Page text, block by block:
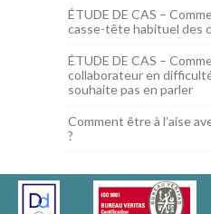
ÉTUDE DE CAS –
casse-tête habituel des
ÉTUDE DE CAS –
collaborateur en
souhaite pas en parler
Comment être à l’aise
?